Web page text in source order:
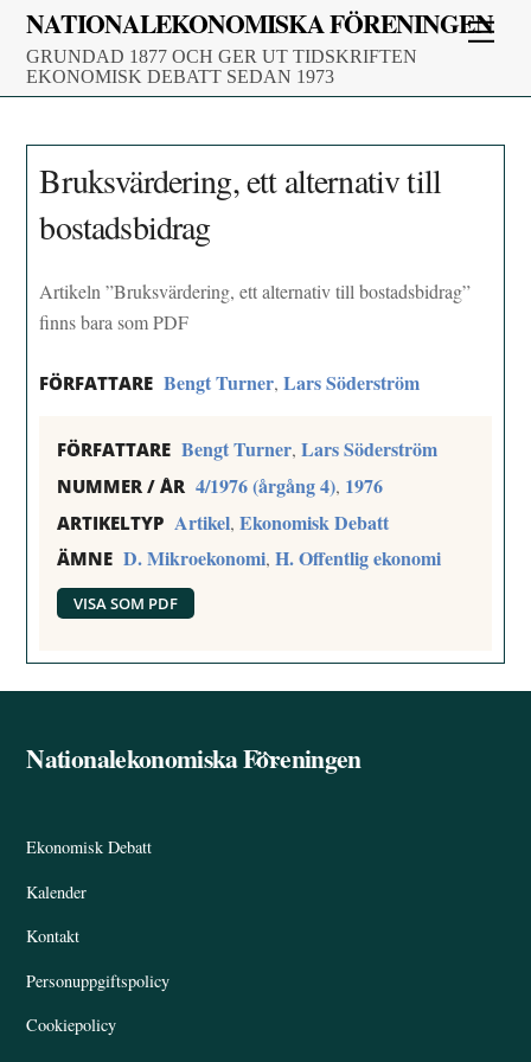
Skip
content
NATIONALEKONOMISKA FÖRENINGEN
GRUNDAD 1877 OCH GER UT TIDSKRIFTEN
EKONOMISK DEBATT SEDAN 1973
Bruksvärdering, ett alternativ till
bostadsbidrag
Artikeln ”Bruksvärdering, ett alternativ till bostadsbidrag”
finns bara som PDF
FÖRFATTARE Bengt Turner,Lars Söderström
FÖRFATTARE Bengt Turner,Lars Söderström
NUMMER / ÅR 4/1976 (årgång 4), 1976
ARTIKELTYP Artikel,Ekonomisk Debatt
ÄMNE D. Mikroekonomi,H. Offentlig ekonomi
VISA SOM PDF
Back
Nationalekonomiska Föreningen
Ekonomisk Debatt
Kalender
Kontakt
Personuppgiftspolicy
Cookiepolicy